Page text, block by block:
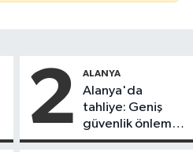
2 ALANYA
Alanya'da
tahliye: Geniş
güvenlik önlemi
alındı